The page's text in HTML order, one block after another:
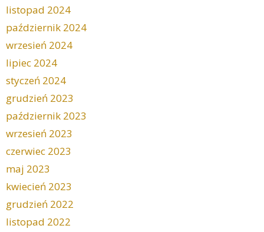
listopad 2024
październik 2024
wrzesień 2024
lipiec 2024
styczeń 2024
grudzień 2023
październik 2023
wrzesień 2023
czerwiec 2023
maj 2023
kwiecień 2023
grudzień 2022
listopad 2022